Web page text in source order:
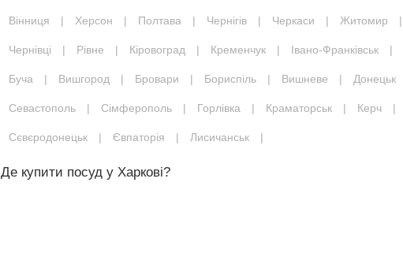
Вінниця | Херсон | Полтава | Чернігів | Черкаси | Житомир |
Чернівці | Рівне | Кіровоград | Кременчук | Івано-Франківськ |
Буча | Вишгород | Бровари | Бориспіль | Вишневе | Донецьк
Севастополь | Сімферополь | Горлівка | Краматорськ | Керч |
Сєвєродонецьк | Євпаторія | Лисичанськ |
Де купити посуд у Харкові?